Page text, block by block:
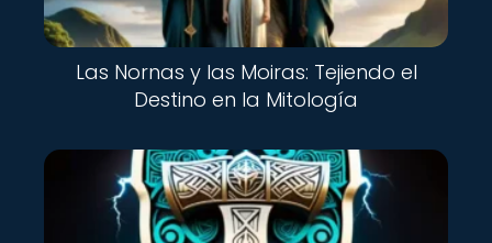
Las Nornas y las Moiras: Tejiendo el
Destino en la Mitología